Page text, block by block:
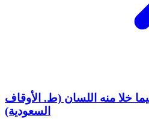
خلا منه اللسان (ط. الأوقاف
السعودية)